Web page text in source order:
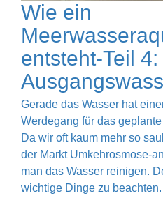
Wie ein
entsteht-Teil
Gerade das Wasser hat
Werdegang für das
Da wir oft kaum mehr so
der Markt Umkehrosmose-
man das Wasser reinigen.
wichtige Dinge zu beachten.